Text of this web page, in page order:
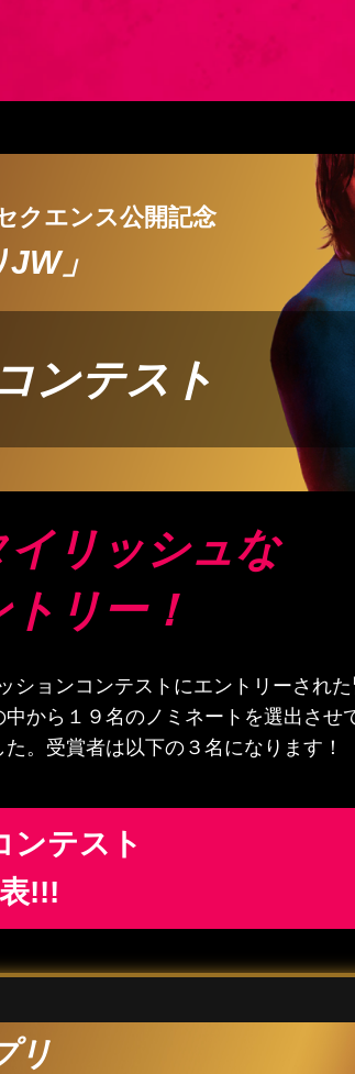
クエンス公開記念
」
ンテスト
リッシュな
リー！
ションコンテストにエントリーされ
から１９名のノミネートを選出させ
。受賞者は以下の３名になります！
ンテスト
!!!
リ